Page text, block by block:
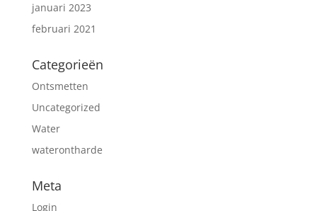
januari 2023
februari 2021
Categorieën
Ontsmetten
Uncategorized
Water
waterontharde
Meta
Login